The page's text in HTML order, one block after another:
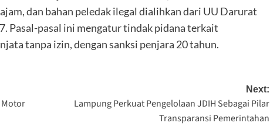
dan bahan peledak ilegal dialihkan dari UU Darurat
Pasal-pasal ini mengatur tindak pidana terkait
tanpa izin, dengan sanksi penjara 20 tahun.
Motor
Next:
Lampung Perkuat Pengelolaan JDIH Sebagai Pilar
Transparansi Pemerintahan